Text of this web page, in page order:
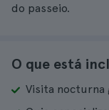
do passeio.
O que está
Visita nocturna